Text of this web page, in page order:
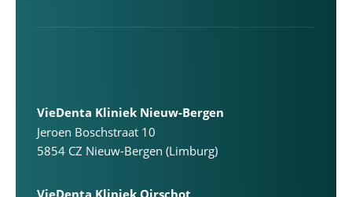
VieDenta Kliniek Nieuw-Bergen
Jeroen Boschstraat 10
5854 CZ Nieuw-Bergen (Limburg)